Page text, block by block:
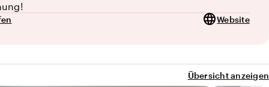
languageWebsite
Übersicht anzeigen